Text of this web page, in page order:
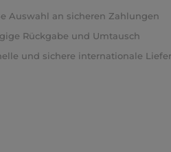
Auswahl an sicheren Zahlungen
Rückgabe und Umtausch
und sichere internationale